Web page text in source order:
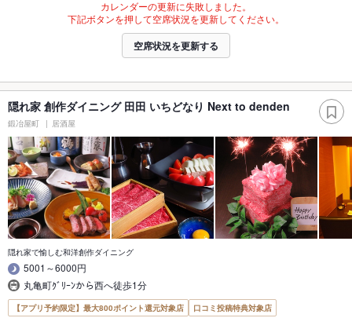
カレンダーの更新に失敗しました。
下記ボタンを押して空席状況を更新してください。
空席状況を更新する
隠れ家 創作ダイニング 田田 いちどなり Next to denden
鍛冶屋町 居酒屋
隠れ家で愉しむ和洋創作ダイニング
5001～6000円
丸亀町ｸﾞﾘｰﾝから西へ徒歩1分
【アプリ予約限定】最大800ポイント還元対象店 口コミ投稿特典対象店